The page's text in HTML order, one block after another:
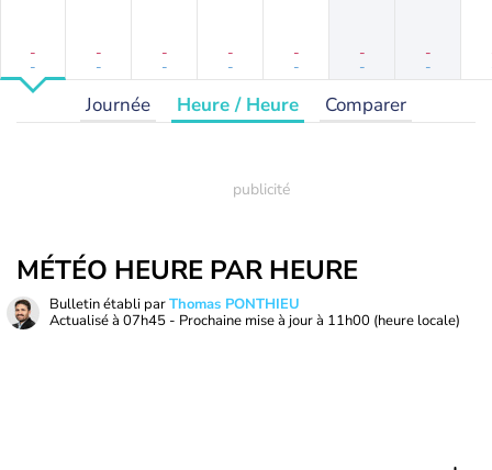
-
-
-
-
-
-
-
-
-
-
-
-
-
-
Journée Heure / Heure Comparer
MÉTÉO HEURE PAR HEURE
Bulletin établi parThomas PONTHIEU
Actualisé à 07h45 - Prochaine mise à jour à 11h00 (heure locale)